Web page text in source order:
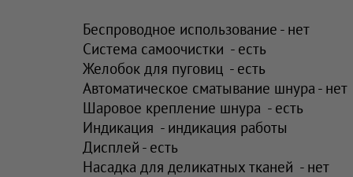
Беспроводное использование - нет
Система самоочистки - есть
Желобок для пуговиц - есть
Автоматическое сматывание шнура - нет
Шаровое крепление шнура - есть
Индикация - индикация работы
Дисплей - есть
Насадка для деликатных тканей - нет